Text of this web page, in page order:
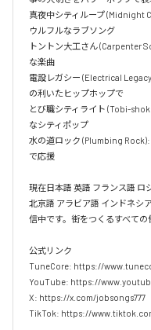
真夜中シティループ (Midnight
ウルフルなラブソング
トントン大工さん (Carpenter
な楽曲
電設レガシー (Electrical
の利いたヒップホップで
とび職シティライト (Tobi-
なシティポップ
水の道ロック (Plumbing
で応援
現在日本語 英語 フランス語 ロ
北京語 アラビア語 インドネシ
信中です。街をつくるすべての
公式リンク
TuneCore: https://
YouTube: https://
X: https://x.com/jobsongs777
TikTok: https://